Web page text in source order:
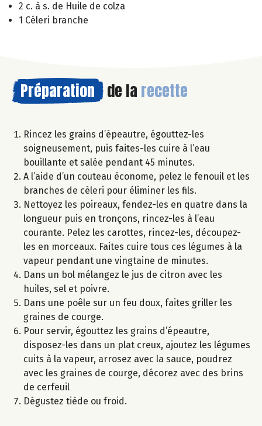
2 c. à s. de Huile de colza
1 Céleri branche
Préparation de la recette
Rincez les grains d’épeautre, égouttez-les
soigneusement, puis faites-les cuire à l’eau
bouillante et salée pendant 45 minutes.
A l’aide d’un couteau économe, pelez le fenouil et les
branches de cèleri pour éliminer les fils.
Nettoyez les poireaux, fendez-les en quatre dans la
longueur puis en tronçons, rincez-les à l’eau
courante. Pelez les carottes, rincez-les, découpez-
les en morceaux. Faites cuire tous ces légumes à la
vapeur pendant une vingtaine de minutes.
Dans un bol mélangez le jus de citron avec les
huiles, sel et poivre.
Dans une poêle sur un feu doux, faites griller les
graines de courge.
Pour servir, égouttez les grains d’épeautre,
disposez-les dans un plat creux, ajoutez les légumes
cuits à la vapeur, arrosez avec la sauce, poudrez
avec les graines de courge, décorez avec des brins
de cerfeuil
Dégustez tiède ou froid.